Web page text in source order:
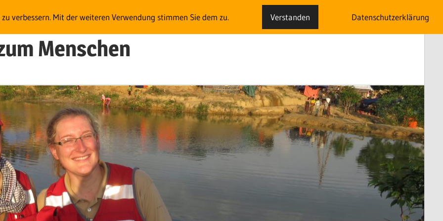
Menschen
verbessern. Mit der weiteren Verwendung stimmen Sie dem zu. Verstanden Datenschutzerklärung